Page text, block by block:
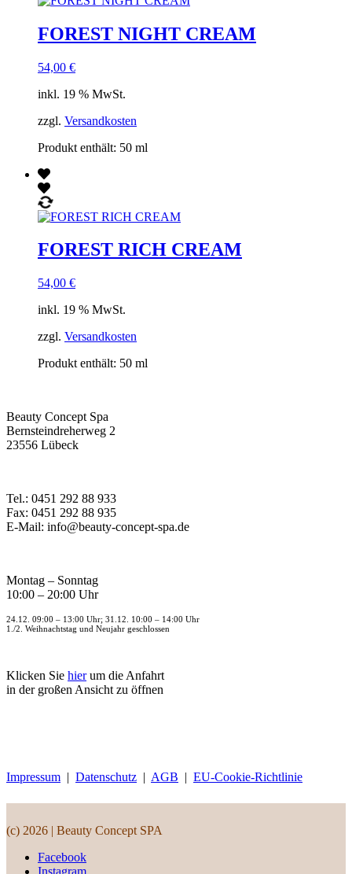
FOREST NIGHT CREAM
54,00 €
inkl. 19 % MwSt.
zzgl. Versandkosten
Produkt enthält: 50 ml
FOREST RICH CREAM
54,00 €
inkl. 19 % MwSt.
zzgl. Versandkosten
Produkt enthält: 50 ml
Beauty Concept Spa
Bernsteindreherweg 2
23556 Lübeck
Tel.: 0451 292 88 933
Fax: 0451 292 88 935
E-Mail: info@beauty-concept-spa.de
Montag – Sonntag
10:00 – 20:00 Uhr
24.12. 09:00 – 13:00 Uhr; 31.12. 10:00 – 14:00 Uhr
1./2. Weihnachtstag und Neujahr geschlossen
Klicken Sie hierum die Anfahrt
in der großen Ansicht zu öffnen
Impressum | Datenschutz | AGB | EU-Cookie-Richtlinie
(c) 2026 | Beauty Concept SPA
Facebook